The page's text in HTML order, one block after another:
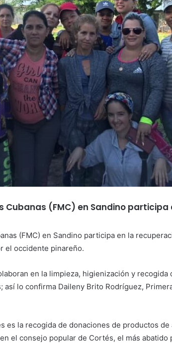
Cubanas (FMC) en Sandino
(FMC) en Sandino participa en la
el occidente pinareño.
en la limpieza, higienización y
así lo confirma Daileny Brito Rodríguez,
es la recogida de donaciones de productos
el consejo popular de Cortés, el más